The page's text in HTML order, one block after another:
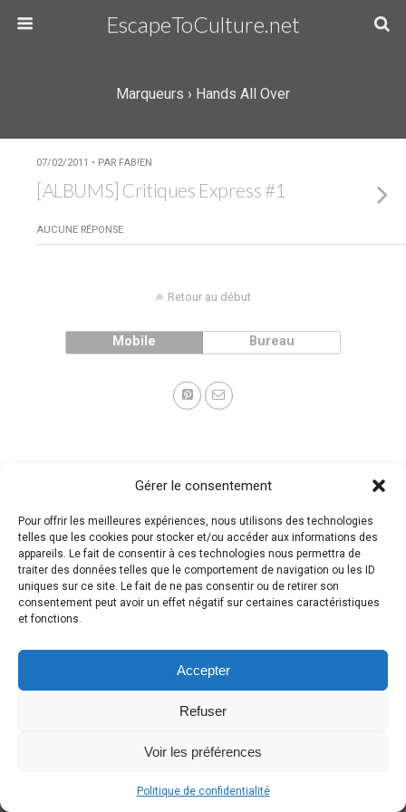
Gérer le consentement
Pour offrir les meilleures expériences, nous utilisons des technologies
telles que les cookies pour stocker et/ou accéder aux informations des
appareils. Le fait de consentir à ces technologies nous permettra de
traiter des données telles que le comportement de navigation ou les ID
uniques sur ce site. Le fait de ne pas consentir ou de retirer son
consentement peut avoir un effet négatif sur certaines caractéristiques
et fonctions.
Accepter
Refuser
Voir les préférences
Politique de confidentialité
EscapeToCulture.net
Marqueurs › Hands All Over
07/02/2011 • PAR FAB!EN
[ALBUMS] Critiques Express #1
AUCUNE RÉPONSE
Retour au début
Mobile Bureau